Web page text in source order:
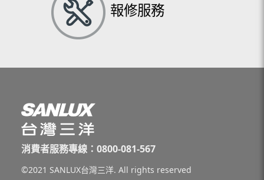
報修服務
消費者服務專線：0800-081-567
©2021 SANLUX台灣三洋. All rights reserved